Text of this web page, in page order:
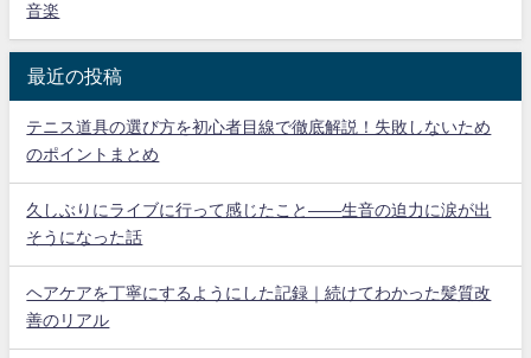
音楽
最近の投稿
テニス道具の選び方を初心者目線で徹底解説！失敗しないため
のポイントまとめ
久しぶりにライブに行って感じたこと——生音の迫力に涙が出
そうになった話
ヘアケアを丁寧にするようにした記録｜続けてわかった髪質改
善のリアル